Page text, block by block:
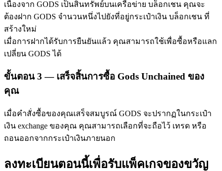
เชิญเพื่อนเพื่อรับรางวัลเงินสด
BTC Welcome Rewards
เนื่องจาก GODS เป็นสินทรัพย์บนเครือข่าย บล็อกเชน คุณจะ
ต้องฝาก GODS จำนวนหนึ่งไปยังที่อยู่กระเป๋าเงิน บล็อกเชน ที่
สร้างใหม่
เมื่อการฝากได้รับการยืนยันแล้ว คุณสามารถใช้เพื่อซื้อหรือแลก
เปลี่ยน GODS ได้
ขั้นตอน 3 — เสร็จสิ้นการซื้อ Gods Unchained ของ
คุณ
เมื่อคำสั่งซื้อของคุณเสร็จสมบูรณ์ GODS จะปรากฏในกระเป๋า
เงิน exchange ของคุณ คุณสามารถเลือกที่จะถือไว้ เทรด หรือ
ถอนออกจากกระเป๋าเงินภายนอก
ลงทะเบียนตอนนี้เพื่อรับแพ็คเกจของขวัญ